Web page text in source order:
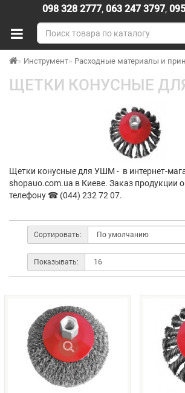
098 328 2777, 063 247 3797,
Инструмент Расходные материалы и
ЩЕТКИ КОНУСНЫЕ
Щетки конусные для УШМ - в интернет-
shopauo.com.ua в Киеве. Заказ продукции
телефону ☎ (044) 232 72 07.
Сортировать:
Показывать: